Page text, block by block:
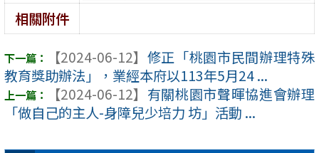
相關附件
【2024-06-12】 修正「桃園市民間辦理特殊
教育獎助辦法」，業經本府以113年5月24 ...
【2024-06-12】 有關桃園市聲暉協進會辦理
「做自己的主人-身障兒少培力 坊」活動 ...